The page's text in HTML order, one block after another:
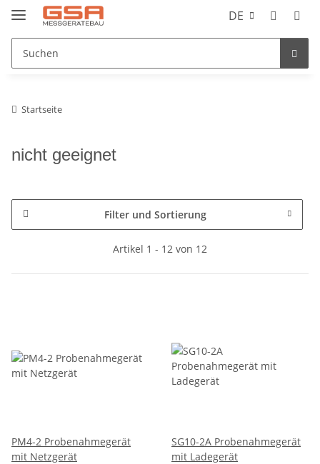
DE
Startseite
nicht geeignet
Filter und Sortierung
Artikel 1 - 12 von 12
PM4-2 Probenahmegerät
mit Netzgerät
SG10-2A Probenahmegerät
mit Ladegerät